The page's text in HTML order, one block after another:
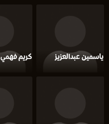
ياسمين عبدالعزيز كريم فهمي